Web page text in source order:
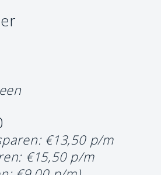
€13,50 p/m
€15,50 p/m